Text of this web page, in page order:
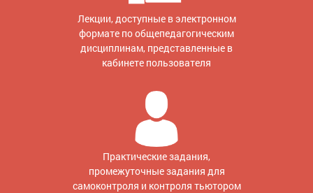
Лекции, доступные в электронном
формате по общепедагогическим
дисциплинам, представленные в
кабинете пользователя
Практические задания,
промежуточные задания для
самоконтроля и контроля тьютором